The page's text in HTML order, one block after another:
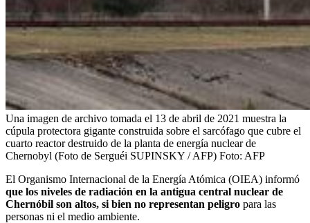
Una imagen de archivo tomada el 13 de abril de 2021 muestra la
cúpula protectora gigante construida sobre el sarcófago que cubre el
cuarto reactor destruido de la planta de energía nuclear de
Chernobyl (Foto de Serguéi SUPINSKY / AFP) Foto: AFP
El Organismo Internacional de la Energía Atómica (OIEA) informó
que los niveles de radiación en la antigua central nuclear de
Chernóbil son altos, si bien no representan peligro para las
personas ni el medio ambiente.